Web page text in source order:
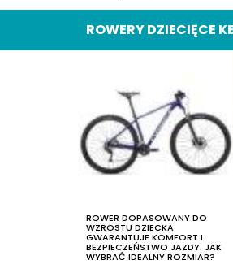
ROWERY DZIECIĘCE
ROWER DOPASOWANY DO
WZROSTU DZIECKA
GWARANTUJE KOMFORT I
BEZPIECZEŃSTWO JAZDY. JAK
WYBRAĆ IDEALNY ROZMIAR?